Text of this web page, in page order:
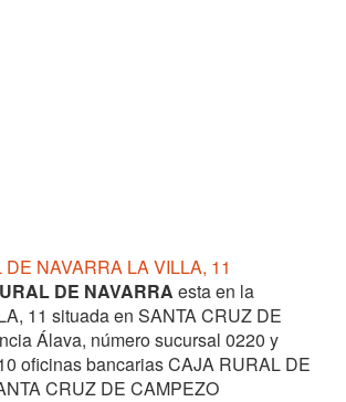
NAVARRA LA VILLA, 11
DE NAVARRA esta en la
11 situada en SANTA CRUZ DE
Álava, número sucursal 0220 y
oficinas bancarias CAJA RURAL DE
CRUZ DE CAMPEZO